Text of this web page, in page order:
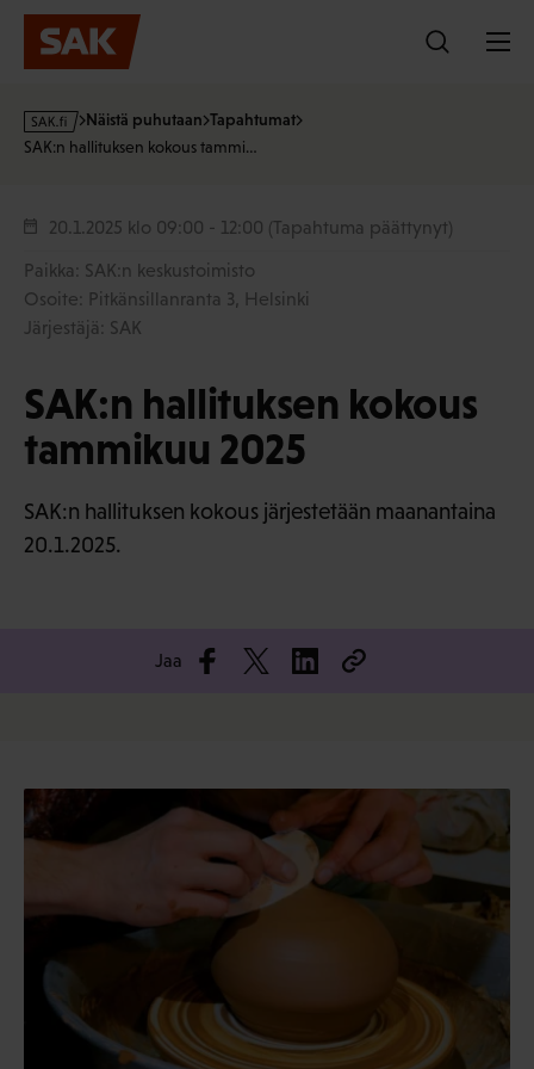
Hyppää
sisältöön
s
a
f
Näistä puhutaan Tapahtumat
SAK:n hallituksen kokous tammi…
20.1.2025 klo 09:00 - 12:00 (Tapahtuma päättynyt)
Paikka: SAK:n keskustoimisto
Osoite: Pitkänsillanranta 3, Helsinki
Järjestäjä: SAK
SAK:n hallituksen kokous
tammikuu 2025
SAK:n hallituksen kokous järjestetään maanantaina
20.1.2025.
Jaa